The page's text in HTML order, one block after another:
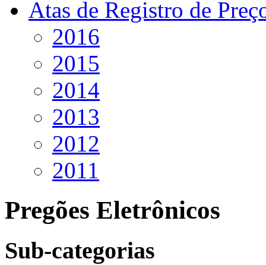
Atas de Registro de
2016
2015
2014
2013
2012
2011
Pregões Eletrônicos
Sub-categorias